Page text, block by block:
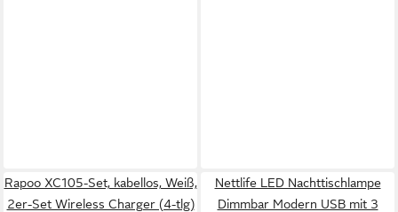
Rapoo XC105-Set, kabellos, Weiß,
2er-Set Wireless Charger (4-tlg)
Nettlife LED Nachttischlampe
Dimmbar Modern USB mit 3